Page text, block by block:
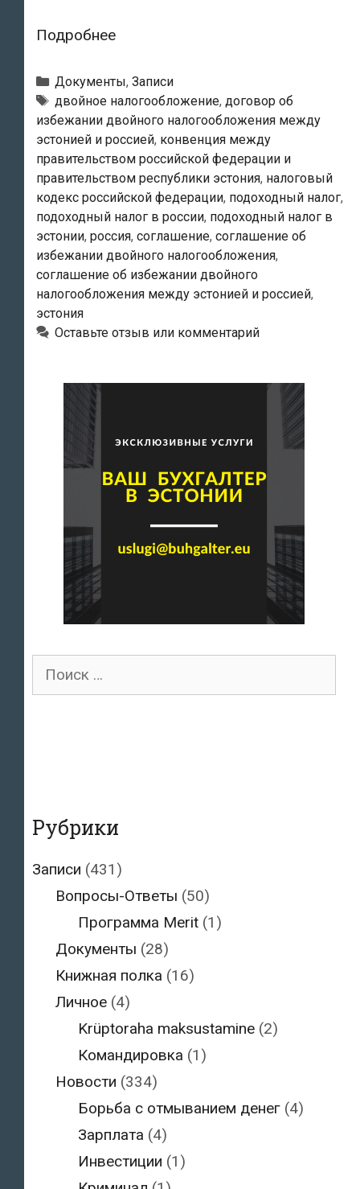
ПодробнееПисьмо
финансов
Российской
Фелерации
№
03-
04-
05/8-
852
от
02.11.2011
Рубрики
Документы, Записи
Метки
двойное налогообложение, договор об
избежании двойного налогообложения между
эстонией и россией, конвенция между
правительством российской федерации и
правительством республики эстония, налоговый
кодекс российской федерации, подоходный налог,
подоходный налог в россии, подоходный налог в
эстонии, россия, соглашение, соглашение об
избежании двойного налогообложения,
соглашение об избежании двойного
налогообложения между эстонией и россией,
эстония
Оставьте отзыв или комментарий
Поиск
Рубрики
Записи (431)
Вопросы-Ответы (50)
Программа Merit (1)
Документы (28)
Книжная полка (16)
Личное(4)
Krüptoraha maksustamine (2)
Командировка (1)
Новости (334)
Борьба с отмыванием денег (4)
Зарплата (4)
Инвестиции (1)